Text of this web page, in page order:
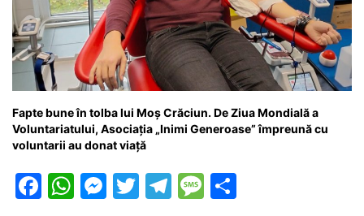
Fapte bune în tolba lui Moș Crăciun. De Ziua Mondială a
Voluntariatului, Asociația „Inimi Generoase” împreună cu
voluntarii au donat viață
F
W M T
T
M